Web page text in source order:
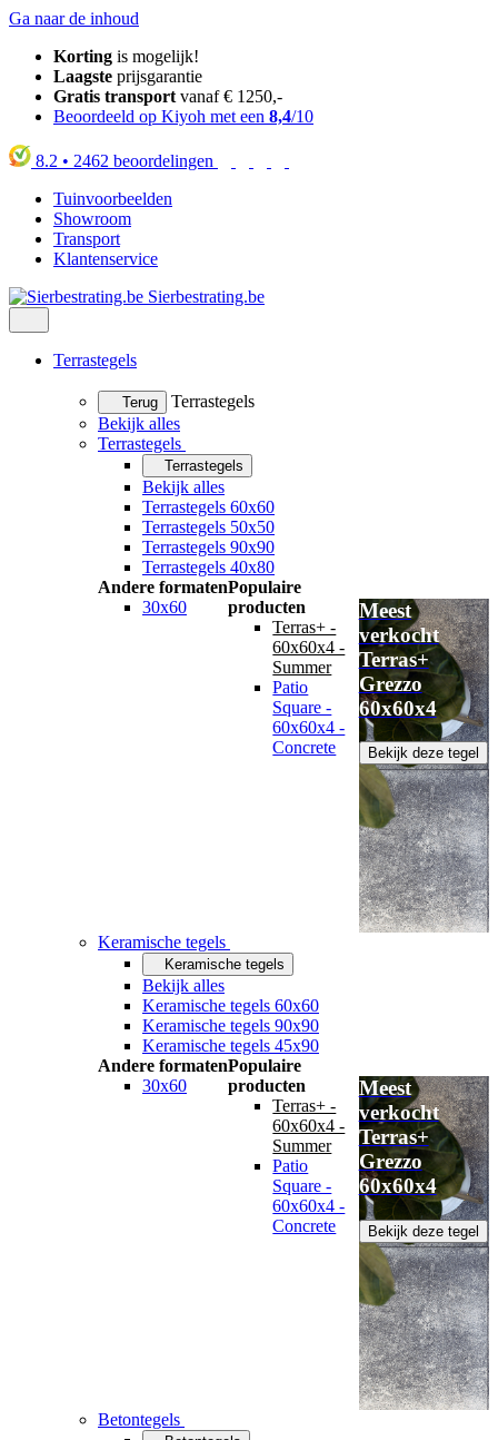
Ga naar de inhoud
Korting is mogelijk!
Laagste prijsgarantie
Gratis transport vanaf € 1250,-
Beoordeeld op Kiyoh met een 8,4/10
8.2 • 2462 beoordelingen
Tuinvoorbeelden
Showroom
Transport
Klantenservice
Sierbestrating.be
Terrastegels
Terug
Terrastegels
Bekijk alles
Terrastegels
Terrastegels
Bekijk alles
Terrastegels 60x60
Terrastegels 50x50
Terrastegels 90x90
Terrastegels 40x80
Andere formaten
30x60
Populaire
producten
Terras+ -
60x60x4 -
Summer
Patio
Square -
60x60x4 -
Concrete
Meest
verkocht
Terras+
Grezzo
60x60x4
Bekijk deze tegel
Keramische tegels
Keramische tegels
Bekijk alles
Keramische tegels 60x60
Keramische tegels 90x90
Keramische tegels 45x90
Andere formaten
30x60
Populaire
producten
Terras+ -
60x60x4 -
Summer
Patio
Square -
60x60x4 -
Concrete
Meest
verkocht
Terras+
Grezzo
60x60x4
Bekijk deze tegel
Betontegels